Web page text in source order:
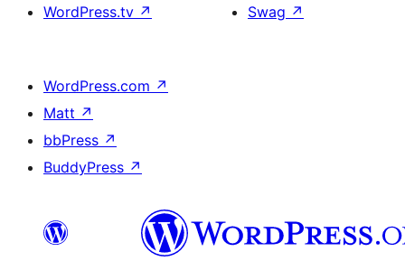
WordPress.tv ↗
Swag ↗
WordPress.com ↗
Matt ↗
bbPress ↗
BuddyPress ↗